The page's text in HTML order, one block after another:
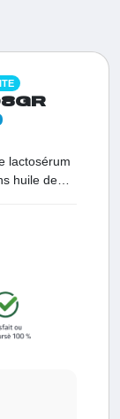
lactosérum
huile de
soutenir la
vos